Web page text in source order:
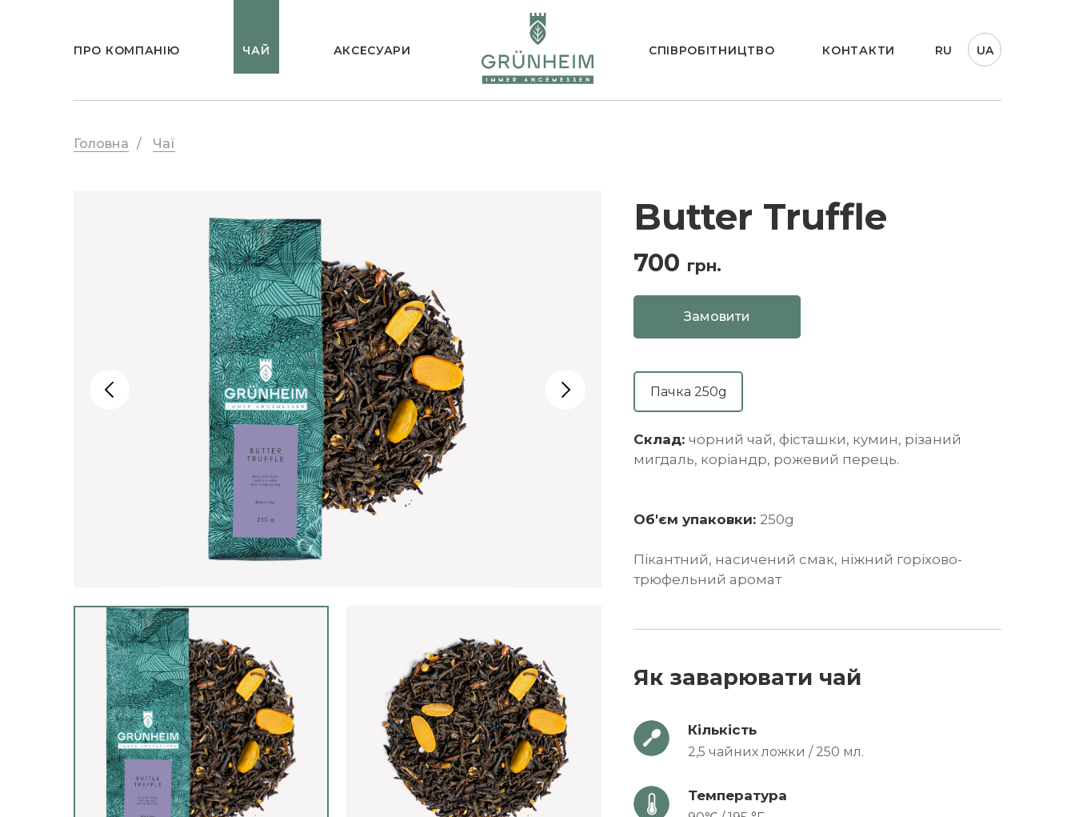
ПРО КОМПАНІЮ ЧАЙ АКСЕСУАРИ СПІВРОБІТНИЦТВО КОНТАКТИ RU UA
Головна / Чаї
Butter Truffle
700 грн.
Замовити
Пачка 250g
Склад: чорний чай, фісташки, кумин, різаний
мигдаль, коріандр, рожевий перець.
Об'єм упаковки: 250g
Пікантний, насичений смак, ніжний горіхово-
трюфельний аромат
Як заварювати чай
Кількість
2,5 чайних ложки / 250 мл.
Температура